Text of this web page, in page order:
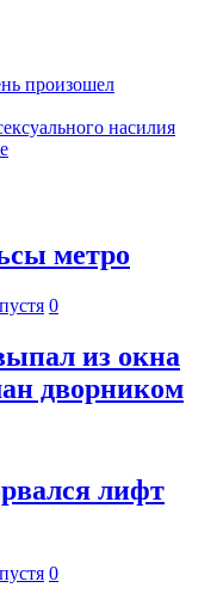
произошел
насилия
метро
0
из окна
дворником
лифт
0